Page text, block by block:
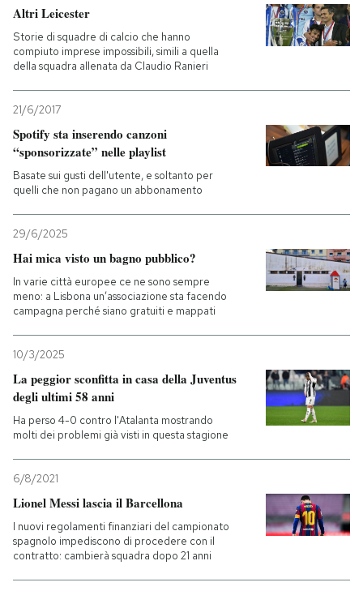
Altri Leicester
Storie di squadre di calcio che hanno
compiuto imprese impossibili, simili a quella
della squadra allenata da Claudio Ranieri
21/6/2017
Spotify sta inserendo canzoni
“sponsorizzate” nelle playlist
Basate sui gusti dell'utente, e soltanto per
quelli che non pagano un abbonamento
29/6/2025
Hai mica visto un bagno pubblico?
In varie città europee ce ne sono sempre
meno: a Lisbona un’associazione sta facendo
campagna perché siano gratuiti e mappati
10/3/2025
La peggior sconfitta in casa della Juventus
degli ultimi 58 anni
Ha perso 4-0 contro l'Atalanta mostrando
molti dei problemi già visti in questa stagione
6/8/2021
Lionel Messi lascia il Barcellona
I nuovi regolamenti finanziari del campionato
spagnolo impediscono di procedere con il
contratto: cambierà squadra dopo 21 anni